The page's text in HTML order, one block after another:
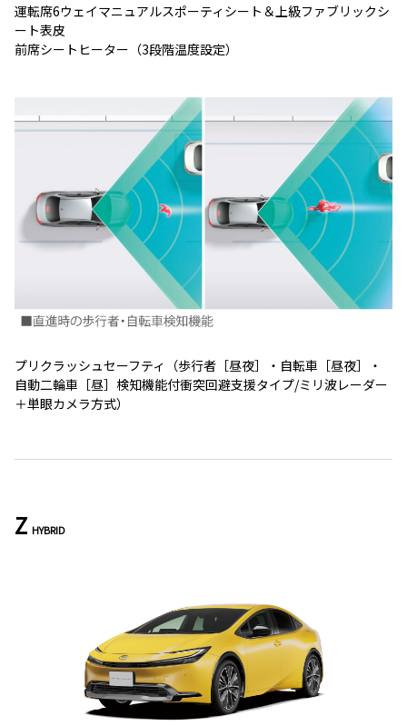
運転席6ウェイマニュアルスポーティシート＆上級ファブリックシ
ート表皮
前席シートヒーター（3段階温度設定）
プリクラッシュセーフティ（歩行者［昼夜］・自転車［昼夜］・
自動二輪車［昼］検知機能付衝突回避支援タイプ/ミリ波レーダー
＋単眼カメラ方式）
Z HYBRID